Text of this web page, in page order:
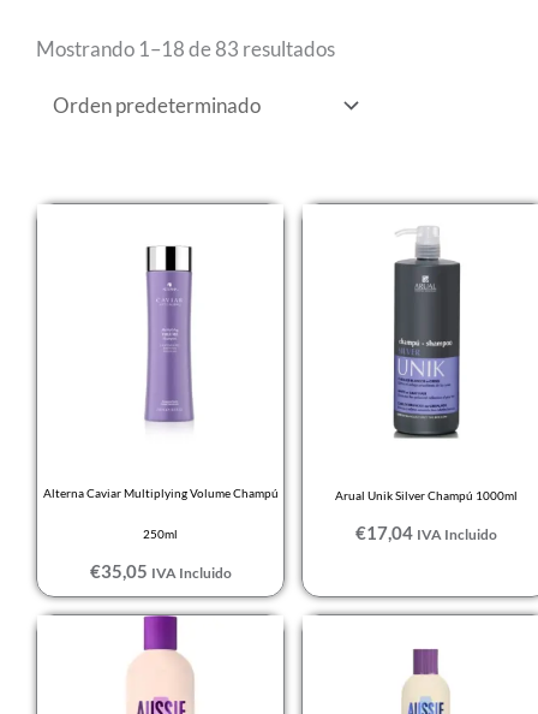
Mostrando 1–18 de 83 resultados
Alterna Caviar Multiplying Volume Champú
250ml
€35,05 IVA Incluido
Arual Unik Silver Champú 1000ml
€17,04 IVA Incluido